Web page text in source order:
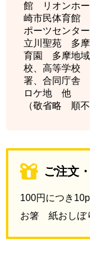
館 リオンホ
崎市民体育館
ポーツセンタ
立川聖苑 多
育園 多摩地
校、高等学校
署、合同庁
ロケ地 他
（敬省略 順不
ご注文
100円につき
お箸 紙おしぼ